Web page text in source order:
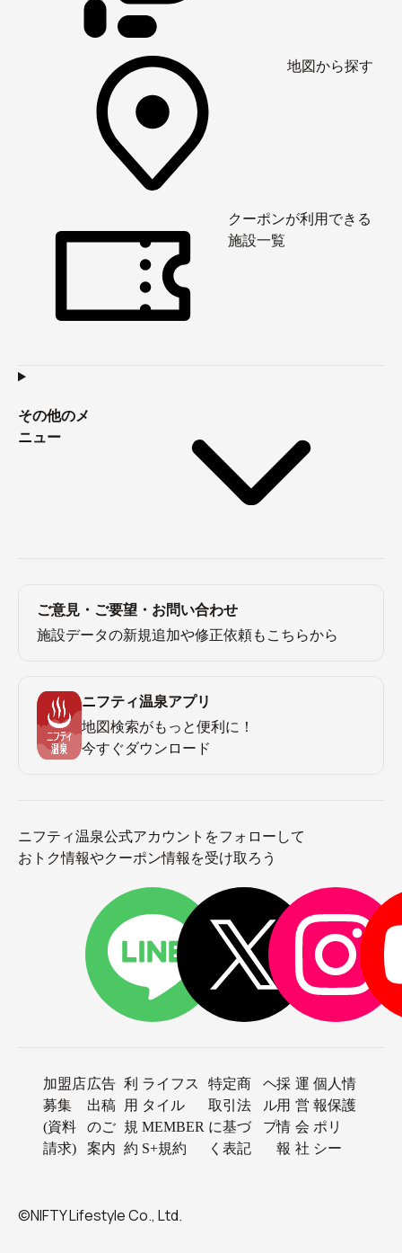
地図から探す
クーポンが利用できる
施設一覧
その他のメ
ニュー
ご意見・ご要望・お問い合わせ
施設データの新規追加や修正依頼もこちらから
ニフティ温泉アプリ
地図検索がもっと便利に！
今すぐダウンロード
ニフティ温泉公式アカウントをフォローして
おトク情報やクーポン情報を受け取ろう
加盟店
募集
(資料
請求)
広告
出稿
のご
案内
利
用
規
約
ライフス
タイル
MEMBER
S+規約
特定商
取引法
に基づ
く表記
ヘ
ル
プ
採
用
情
報
運
営
会
社
個人情
報保護
ポリ
シー
©NIFTY Lifestyle Co., Ltd.